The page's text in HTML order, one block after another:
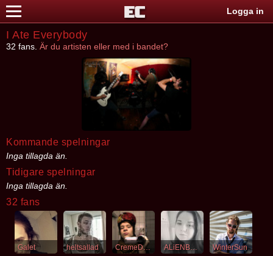
Logga in
I Ate Everybody
32 fans. Är du artisten eller med i bandet?
Kommande spelningar
Inga tillagda än.
Tidigare spelningar
Inga tillagda än.
32 fans
Galet heltsallad CremeDeLaCreme ALiENBRAiN WinterSun